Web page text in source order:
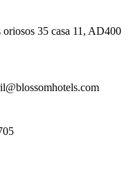
35 casa 11, AD400